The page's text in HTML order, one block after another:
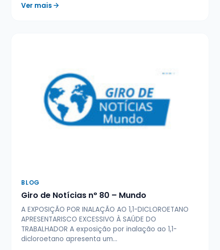
Ver mais
BLOG
Giro de Notícias n° 80 – Mundo
A EXPOSIÇÃO POR INALAÇÃO AO 1,1-DICLOROETANO
APRESENTARISCO EXCESSIVO À SAÚDE DO
TRABALHADOR A exposição por inalação ao 1,1-
dicloroetano apresenta um…